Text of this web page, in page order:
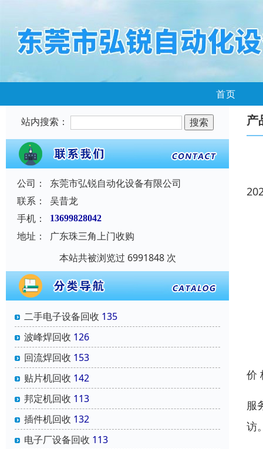
首页
站内搜索：
公司：
东莞市弘锐自动化设备有限公司
联系：
吴昔龙
手机：
13699828042
地址：
广东珠三角上门收购
本站共被浏览过 6991848 次
二手电子设备回收 135
波峰焊回收 126
回流焊回收 153
贴片机回收 142
邦定机回收 113
插件机回收 132
电子厂设备回收 113
产
价
服
访